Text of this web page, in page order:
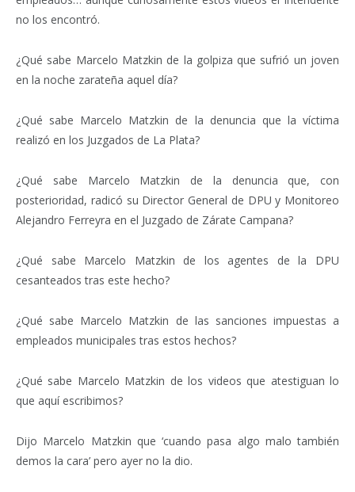
no los encontró.
¿Qué sabe Marcelo Matzkin de la golpiza que sufrió un joven
en la noche zarateña aquel día?
¿Qué sabe Marcelo Matzkin de la denuncia que la víctima
realizó en los Juzgados de La Plata?
¿Qué sabe Marcelo Matzkin de la denuncia que, con
posterioridad, radicó su Director General de DPU y Monitoreo
Alejandro Ferreyra en el Juzgado de Zárate Campana?
¿Qué sabe Marcelo Matzkin de los agentes de la DPU
cesanteados tras este hecho?
¿Qué sabe Marcelo Matzkin de las sanciones impuestas a
empleados municipales tras estos hechos?
¿Qué sabe Marcelo Matzkin de los videos que atestiguan lo
que aquí escribimos?
Dijo Marcelo Matzkin que ‘cuando pasa algo malo también
demos la cara’ pero ayer no la dio.